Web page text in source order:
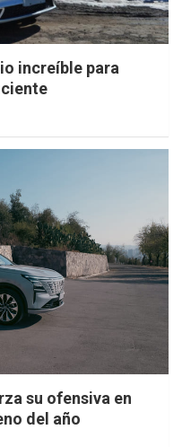
increíble para
su ofensiva en
del año